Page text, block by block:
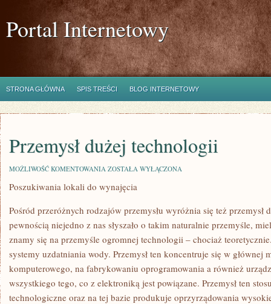
Portal Internetowy
STRONA GŁÓWNA SPIS TREŚCI BLOG INTERNETOWY
Przemysł dużej technologii
MOŻLIWOŚĆ KOMENTOWANIA PRZEMYSŁ
TECHNOLOGII
ZOSTAŁA WYŁĄCZONA
Poszukiwania lokali do wynajęcia
Pośród przeróżnych rodzajów przemysłu wyróżnia się też przemysł
pewnością niejedno z nas słyszało o takim naturalnie przemyśle,
znamy się na przemyśle ogromnej technologii – chociaż
systemy uzdatniania wody. Przemysł ten koncentruje się w głównej
komputerowego, na fabrykowaniu oprogramowania a również
wszystkiego tego, co z elektroniką jest powiązane. Przemysł ten
technologiczne oraz na tej bazie produkuje oprzyrządowania